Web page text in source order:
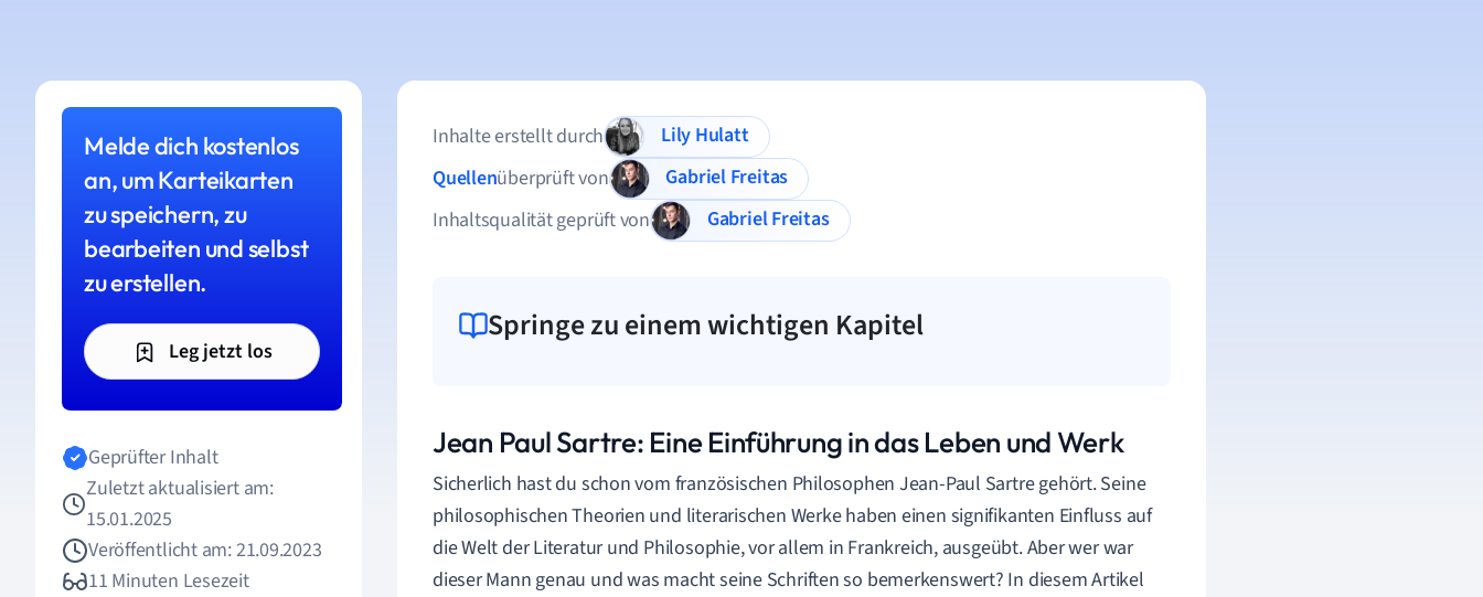
Melde dich kostenlos
an, um Karteikarten
zu speichern, zu
bearbeiten und selbst
zu erstellen.
Leg jetzt los
Geprüfter Inhalt
Zuletzt aktualisiert am:
15.01.2025
Veröffentlicht am: 21.09.2023
11 Minuten Lesezeit
Inhalte erstellt durch
Lily Hulatt
Quellenüberprüft von
Gabriel Freitas
Inhaltsqualität geprüft von
Gabriel Freitas
Springe zu einem wichtigen Kapitel
Jean Paul Sartre: Eine Einführung in das Leben und Werk
Sicherlich hast du schon vom französischen Philosophen Jean-Paul Sartre gehört. Seine
philosophischen Theorien und literarischen Werke haben einen signifikanten Einfluss auf
die Welt der Literatur und Philosophie, vor allem in Frankreich, ausgeübt. Aber wer war
dieser Mann genau und was macht seine Schriften so bemerkenswert? In diesem Artikel